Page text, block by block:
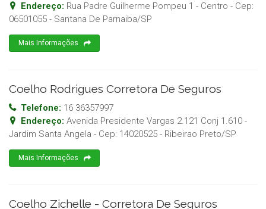
Endereço: Rua Padre Guilherme Pompeu 1 - Centro - Cep:
06501055 - Santana De Parnaiba/SP
Mais Informações
Coelho Rodrigues Corretora De Seguros
Telefone: 16 36357997
Endereço: Avenida Presidente Vargas 2.121 Conj 1.610 -
Jardim Santa Angela - Cep: 14020525 - Ribeirao Preto/SP
Mais Informações
Coelho Zichelle - Corretora De Seguros